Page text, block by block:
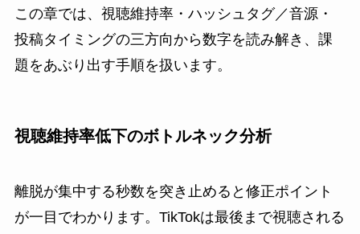
この章では、視聴維持率・ハッシュタグ／音源・
投稿タイミングの三方向から数字を読み解き、課
題をあぶり出す手順を扱います。
視聴維持率低下のボトルネック分析
離脱が集中する秒数を突き止めると修正ポイント
が一目でわかります。TikTokは最後まで視聴される